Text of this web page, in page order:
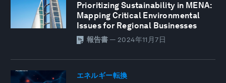
Prioritizing Sustainability in MENA:
Mapping Critical Environmental
Issues for Regional Businesses
報告書 — 2024年11月7日
エネルギー転換